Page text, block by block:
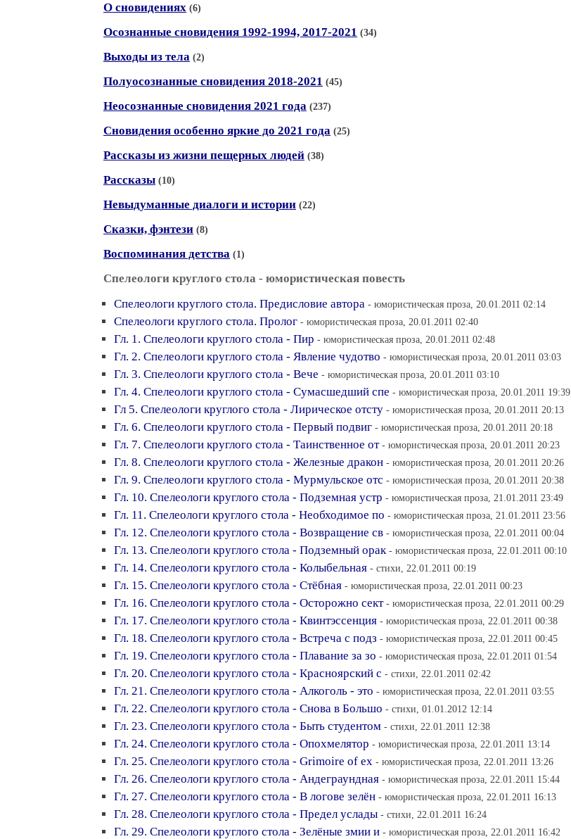
О сновидениях (6)
Осознанные сновидения 1992-1994, 2017-2021 (34)
Выходы из тела (2)
Полуосознанные сновидения 2018-2021 (45)
Неосознанные сновидения 2021 года (237)
Сновидения особенно яркие до 2021 года (25)
Рассказы из жизни пещерных людей (38)
Рассказы (10)
Невыдуманные диалоги и истории (22)
Сказки, фэнтези (8)
Воспоминания детства (1)
Спелеологи круглого стола - юмористическая повесть
Спелеологи круглого стола. Предисловие автора - юмористическая проза, 20.01.2011 02:14
Спелеологи круглого стола. Пролог - юмористическая проза, 20.01.2011 02:40
Гл. 1. Спелеологи круглого стола - Пир - юмористическая проза, 20.01.2011 02:48
Гл. 2. Спелеологи круглого стола - Явление чудотво - юмористическая проза, 20.01.2011 03:03
Гл. 3. Спелеологи круглого стола - Вече - юмористическая проза, 20.01.2011 03:10
Гл. 4. Спелеологи круглого стола - Сумасшедший спе - юмористическая проза, 20.01.2011 19:39
Гл 5. Спелеологи круглого стола - Лирическое отсту - юмористическая проза, 20.01.2011 20:13
Гл. 6. Спелеологи круглого стола - Первый подвиг - юмористическая проза, 20.01.2011 20:18
Гл. 7. Спелеологи круглого стола - Таинственное от - юмористическая проза, 20.01.2011 20:23
Гл. 8. Спелеологи круглого стола - Железные дракон - юмористическая проза, 20.01.2011 20:26
Гл. 9. Спелеологи круглого стола - Мурмульское отс - юмористическая проза, 20.01.2011 20:38
Гл. 10. Спелеологи круглого стола - Подземная устр - юмористическая проза, 21.01.2011 23:49
Гл. 11. Спелеологи круглого стола - Необходимое по - юмористическая проза, 21.01.2011 23:56
Гл. 12. Спелеологи круглого стола - Возвращение св - юмористическая проза, 22.01.2011 00:04
Гл. 13. Спелеологи круглого стола - Подземный орак - юмористическая проза, 22.01.2011 00:10
Гл. 14. Спелеологи круглого стола - Колыбельная - стихи, 22.01.2011 00:19
Гл. 15. Спелеологи круглого стола - Стёбная - юмористическая проза, 22.01.2011 00:23
Гл. 16. Спелеологи круглого стола - Осторожно сект - юмористическая проза, 22.01.2011 00:29
Гл. 17. Спелеологи круглого стола - Квинтэссенция - юмористическая проза, 22.01.2011 00:38
Гл. 18. Спелеологи круглого стола - Встреча с подз - юмористическая проза, 22.01.2011 00:45
Гл. 19. Спелеологи круглого стола - Плавание за зо - юмористическая проза, 22.01.2011 01:54
Гл. 20. Спелеологи круглого стола - Красноярский с - стихи, 22.01.2011 02:42
Гл. 21. Спелеологи круглого стола - Алкоголь - это - юмористическая проза, 22.01.2011 03:55
Гл. 22. Спелеологи круглого стола - Снова в Большо - стихи, 01.01.2012 12:14
Гл. 23. Спелеологи круглого стола - Быть студентом - стихи, 22.01.2011 12:38
Гл. 24. Спелеологи круглого стола - Опохмелятор - юмористическая проза, 22.01.2011 13:14
Гл. 25. Спелеологи круглого стола - Grimoire of ex - юмористическая проза, 22.01.2011 13:26
Гл. 26. Спелеологи круглого стола - Андеграундная - юмористическая проза, 22.01.2011 15:44
Гл. 27. Спелеологи круглого стола - В логове зелён - юмористическая проза, 22.01.2011 16:13
Гл. 28. Спелеологи круглого стола - Предел услады - стихи, 22.01.2011 16:24
Гл. 29. Спелеологи круглого стола - Зелёные змии и - юмористическая проза, 22.01.2011 16:42